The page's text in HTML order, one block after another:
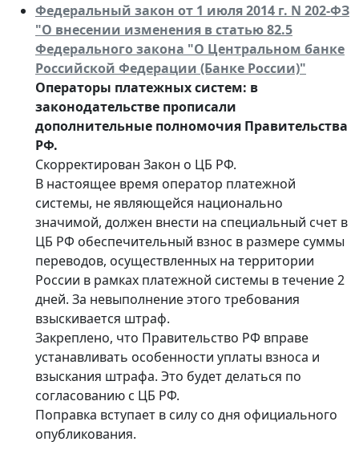
Федеральный закон от 1 июля 2014 г. N 202-ФЗ
"О внесении изменения в статью 82.5
Федерального закона "О Центральном банке
Российской Федерации (Банке России)"
Операторы платежных систем: в
законодательстве прописали
дополнительные полномочия Правительства
РФ.
Скорректирован Закон о ЦБ РФ.
В настоящее время оператор платежной
системы, не являющейся национально
значимой, должен внести на специальный счет в
ЦБ РФ обеспечительный взнос в размере суммы
переводов, осуществленных на территории
России в рамках платежной системы в течение 2
дней. За невыполнение этого требования
взыскивается штраф.
Закреплено, что Правительство РФ вправе
устанавливать особенности уплаты взноса и
взыскания штрафа. Это будет делаться по
согласованию с ЦБ РФ.
Поправка вступает в силу со дня официального
опубликования.